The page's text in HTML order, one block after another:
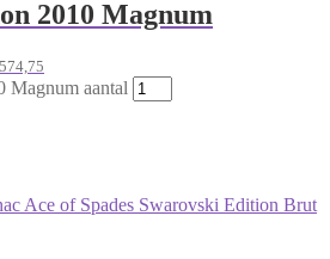
2010 Magnum
574,75
Magnum aantal